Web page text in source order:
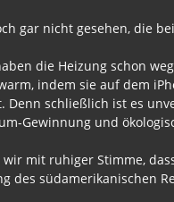
gar nicht gesehen, die
die Heizung schon
indem sie auf dem
Denn schließlich ist es
Gewinnung und
mit ruhiger Stimme,
des südamerikanischen